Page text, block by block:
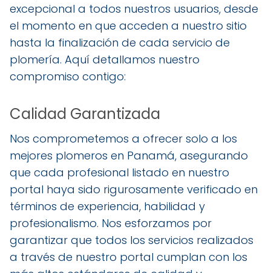
excepcional a todos nuestros usuarios, desde
el momento en que acceden a nuestro sitio
hasta la finalización de cada servicio de
plomería. Aquí detallamos nuestro
compromiso contigo:
Calidad Garantizada
Nos comprometemos a ofrecer solo a los
mejores plomeros en Panamá, asegurando
que cada profesional listado en nuestro
portal haya sido rigurosamente verificado en
términos de experiencia, habilidad y
profesionalismo. Nos esforzamos por
garantizar que todos los servicios realizados
a través de nuestro portal cumplan con los